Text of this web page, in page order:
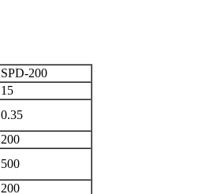
SPD-200
15
0.35
200
500
200